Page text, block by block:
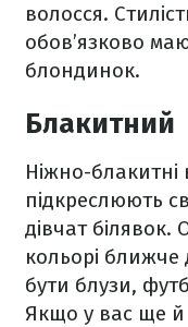
волосся.
обов’язково
блондинок.
Блакитний
Ніжно-блакитні
підкреслюють
дівчат білявок.
кольорі
бути блузи,
Якщо у вас ще й